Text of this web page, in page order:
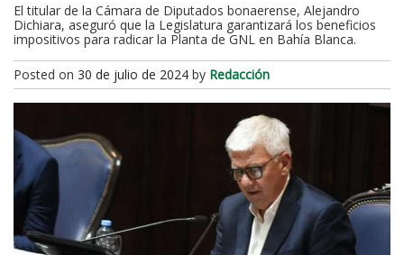
El titular de la Cámara de Diputados bonaerense, Alejandro
Dichiara, aseguró que la Legislatura garantizará los beneficios
impositivos para radicar la Planta de GNL en Bahía Blanca.
Posted on 30 de julio de 2024 by Redacción